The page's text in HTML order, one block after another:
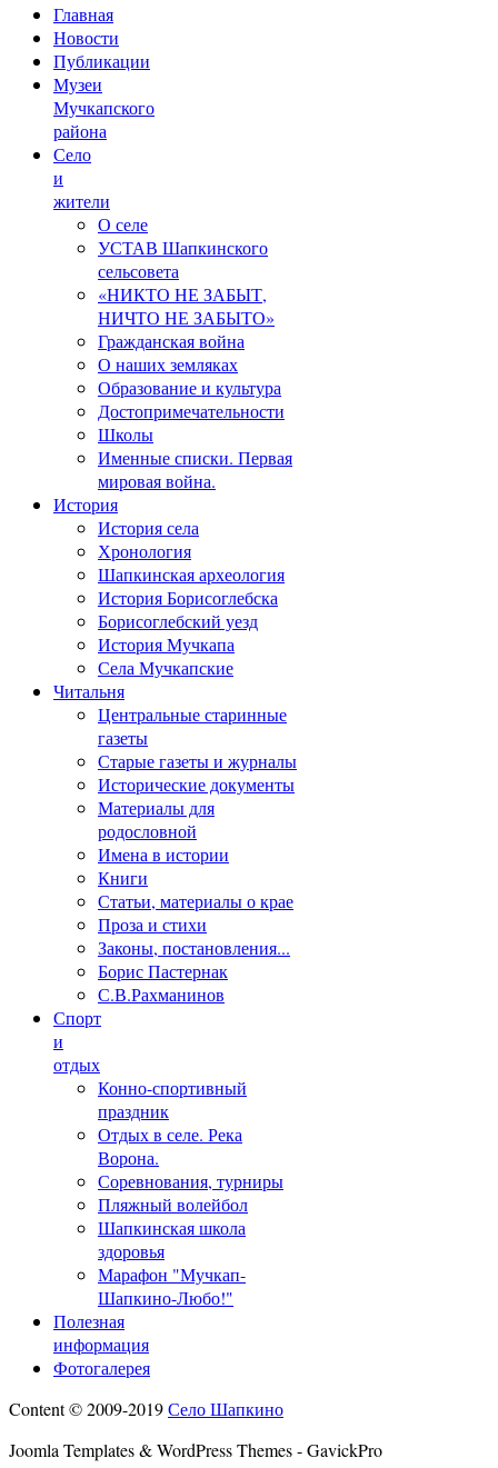
Главная
Новости
Публикации
Музеи
Мучкапского
района
Село
и
жители
О селе
УСТАВ Шапкинского
сельсовета
«НИКТО НЕ ЗАБЫТ,
НИЧТО НЕ ЗАБЫТО»
Гражданская война
О наших земляках
Образование и культура
Достопримечательности
Школы
Именные списки. Первая
мировая война.
История
История села
Хронология
Шапкинская археология
История Борисоглебска
Борисоглебский уезд
История Мучкапа
Села Мучкапские
Читальня
Центральные старинные
газеты
Старые газеты и журналы
Исторические документы
Материалы для
родословной
Имена в истории
Книги
Статьи, материалы о крае
Проза и стихи
Законы, постановления...
Борис Пастернак
С.В.Рахманинов
Спорт
и
отдых
Конно-спортивный
праздник
Отдых в селе. Река
Ворона.
Соревнования, турниры
Пляжный волейбол
Шапкинская школа
здоровья
Марафон "Мучкап-
Шапкино-Любо!"
Полезная
информация
Фотогалерея
Content © 2009-2019Село Шапкино
Joomla Templates & WordPress Themes - GavickPro